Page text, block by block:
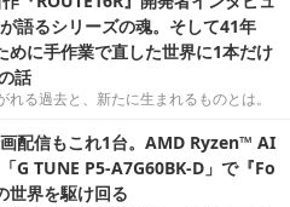
語るシリーズの魂。そして41年
めに手作業で直した世界に1本だけ
話
る過去と、新たに生まれるものとは。
配信もこれ1台。AMD Ryzen™ AI
G TUNE P5-A7G60BK-D」で『Fo
界を駆け回る